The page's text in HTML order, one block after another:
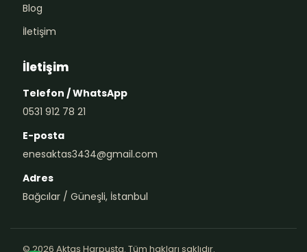
Blog
İletişim
İletişim
Telefon / WhatsApp
0531 912 78 21
E-posta
enesaktas3434@gmail.com
Adres
Bağcılar / Güneşli, İstanbul
© 2026 Aktaş Harpuşta. Tüm hakları saklıdır.